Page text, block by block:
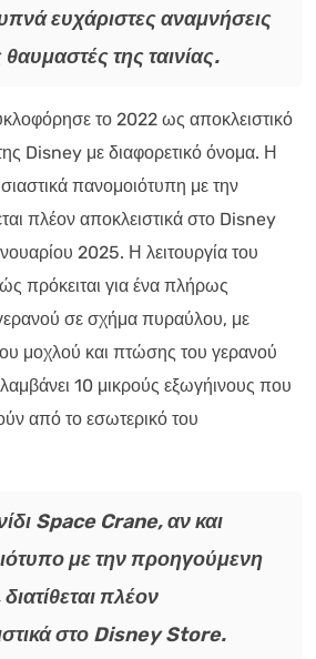
ευχάριστες αναμνήσεις
θαυμαστές της ταινίας.
το 2022 ως αποκλειστικό
Disney με διαφορετικό όνομα. Η
πανομοιότυπη με την
πλέον αποκλειστικά στο Disney
2025. Η λειτουργία του
πρόκειται για ένα πλήρως
γερανού σε σχήμα πυραύλου, με
μοχλού και πτώσης του γερανού
10 μικρούς εξωγήινους που
από το εσωτερικό του
Space Crane, αν και
με την προηγούμενη
πλέον
στο Disney Store.